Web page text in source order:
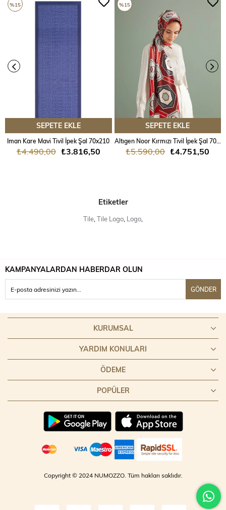
SEPETE EKLE
Iman Kare Mavi Tivil İpek Şal 70x210
₺3.816,50
₺4.490,00
%15
SEPETE EKLE
Altıgen Noor Kırmızı Tivil İpek Şal 70x204
₺4.751,50
₺5.590,00
%15
Etiketler
Tile Tile Logo Logo
KAMPANYALARDAN HABERDAR OLUN
GÖNDER
KURUMSAL
YARDIM KONULARI
ÖDEME
POPÜLER
Copyright © 2024 NUMOZZO. Tüm hakları saklıdır.